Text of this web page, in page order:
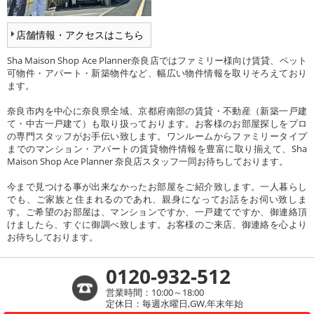
店舗情報・アクセスはこちら
Sha Maison Shop Ace Planner奈良店ではファミリー様向け賃貸、ペット
可物件・アパート・新築物件など、幅広い物件情報を取りそろえており
ます。
奈良市内を中心に奈良県全域、京都府南部の賃貸・不動産（新築一戸建
て・中古一戸建て）も取り扱っております。お客様のお部屋探しをプロ
の専門スタッフがお手伝い致します。ワンルームからファミリータイプ
までのマンション・アパートの賃貸物件情報を豊富に取り揃えて、Sha
Maison Shop Ace Planner 奈良店スタッフ一同お待ちしております。
今まで見つける事が出来なかったお部屋をご紹介致します。一人暮らし
でも、ご家族と住まれるのであれ、親身になってお話をお伺い致しま
す。ご希望のお部屋は、マンションですか、一戸建てですか、御連絡頂
けましたら、すぐに御調べ致します。お客様のご来店、御連絡を心より
お待ちしております。
0120-932-512
営業時間：10:00～18:00
定休日：毎週水曜日,GW,年末年始